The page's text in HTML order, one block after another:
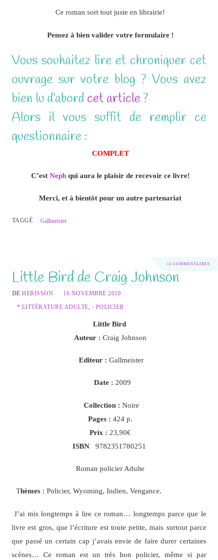
Ce roman sort tout juste en librairie!
Pensez à bien valider votre formulaire !
Vous souhaitez lire et chroniquer cet
ouvrage sur votre blog ? Vous avez
bien lu d’abord cet article?
Alors il vous suffit de remplir ce
questionnaire :
COMPLET
C’est Nephqui aura le plaisir de recevoir ce livre!
Merci, et à bientôt pour un autre partenariat
TAGGÉ Gallmeister
14 COMMENTAIRES
Little Bird de Craig Johnson
DEHERISSON
16 NOVEMBRE 2010
* LITTÉRATURE ADULTE - POLICIER
Little Bird
Auteur : Craig Johnson
Editeur : Gallmeister
Date : 2009
Collection : Noire
Pages : 424 p.
Prix : 23,90€
ISBN
9782351780251
Roman policier Adulte
Thèmes : Policier, Wyoming, Indien, Vengance.
J’ai mis longtemps à lire ce roman… longtemps parce que le
livre est gros, que l’écriture est toute petite, mais surtout parce
que passé un certain cap j’avais envie de faire durer certaines
scènes… Ce roman est un très bon policier, même si par